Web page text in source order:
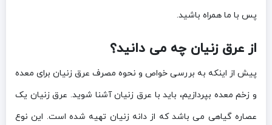
پس با ما همراه باشید.
از عرق زنیان چه می دانید؟
پیش از اینکه به بررسی خواص و نحوه مصرف عرق زنیان برای معده
و زخم معده بپردازیم، باید با عرق زنیان آشنا شوید. عرق زنیان یک
عصاره گیاهی می باشد که از دانه زنیان تهیه شده است. این نوع